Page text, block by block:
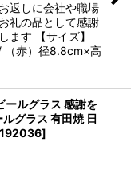
返しに会社や職場
礼の品として感謝
ます 【サイズ】
（赤）径8.8cm×高
ールグラス 感謝を
グラス 有田焼 日
]